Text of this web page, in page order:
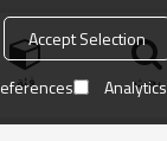
بحث فئة
Accept Selection
Analytics